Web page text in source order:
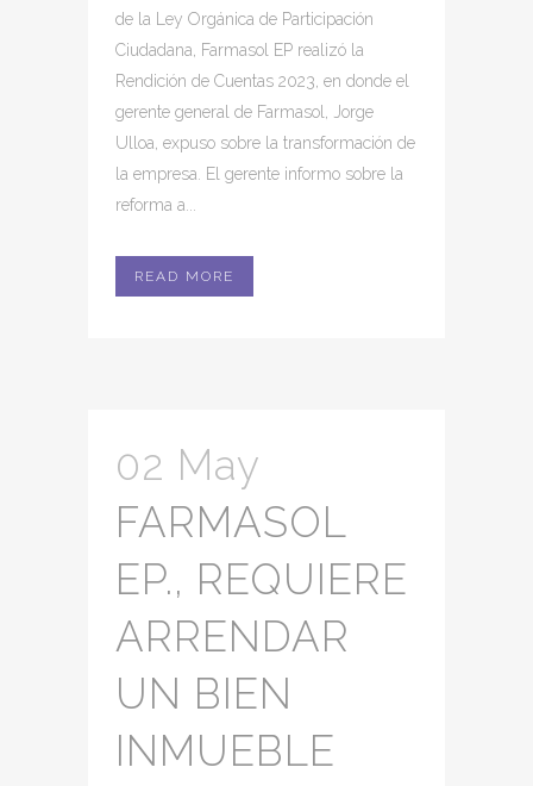
de la Ley Orgánica de Participación
Ciudadana, Farmasol EP realizó la
Rendición de Cuentas 2023, en donde el
gerente general de Farmasol, Jorge
Ulloa, expuso sobre la transformación de
la empresa. El gerente informo sobre la
reforma a...
READ MORE
02 May
FARMASOL
EP., REQUIERE
ARRENDAR
UN BIEN
INMUEBLE